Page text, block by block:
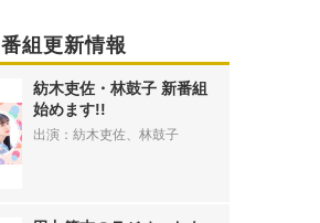
番組更新情報
紡木吏佐・林鼓子 新番組
始めます!!
出演：紡木吏佐、林鼓子